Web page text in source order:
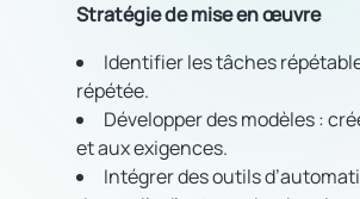
Stratégie de mise en œuvre
Identifier les tâches
répétée.
Développer des modèles:
et aux exigences.
Intégrer des outils